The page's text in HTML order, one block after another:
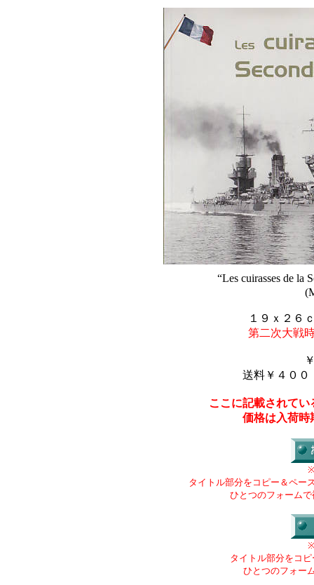
“Les cuirasses de la
１９ｘ２６
第二次大戦
送料￥４００
ここに記載されて
価格は入荷時
タイトル部分をコピー＆ペー
ひとつのフォーム
タイトル部分をコ
ひとつのフォー